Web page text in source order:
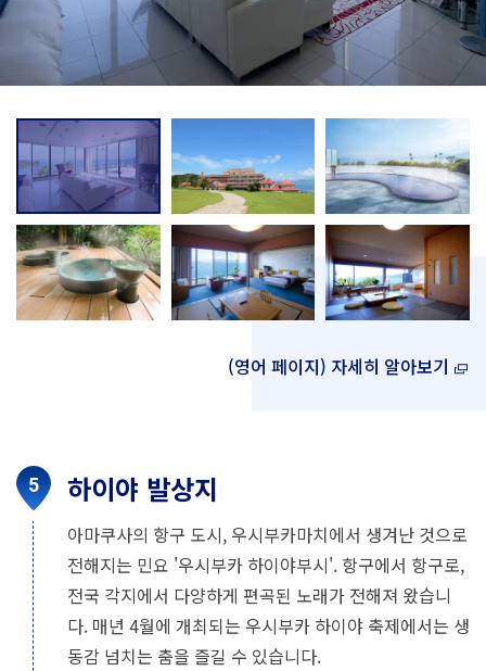
(영어 페이지) 자세히 알아보기
하이야 발상지
아마쿠사의 항구 도시, 우시부카마치에서 생겨난 것으로
전해지는 민요 '우시부카 하이야부시'. 항구에서 항구로,
전국 각지에서 다양하게 편곡된 노래가 전해져 왔습니
다. 매년 4월에 개최되는 우시부카 하이야 축제에서는 생
동감 넘치는 춤을 즐길 수 있습니다.